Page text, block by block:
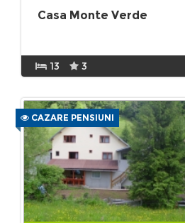
Casa Monte Verde
13 3
CAZARE PENSIUNI